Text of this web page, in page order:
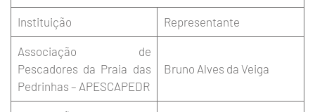
Instituição Representante
Associação de
Pescadores da Praia das
Pedrinhas – APESCAPEDR
Bruno Alves da Veiga